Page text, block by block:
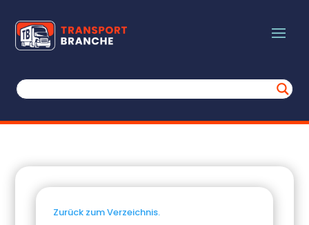
Zurück zum Verzeichnis.